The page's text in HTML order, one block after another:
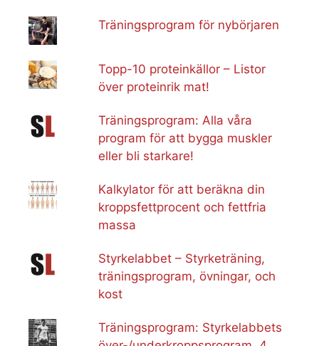
Träningsprogram för nybörjaren
Topp-10 proteinkällor – Listor
över proteinrik mat!
Träningsprogram: Alla våra
program för att bygga muskler
eller bli starkare!
Kalkylator för att beräkna din
kroppsfettprocent och fettfria
massa
Styrkelabbet – Styrketräning,
träningsprogram, övningar, och
kost
Träningsprogram: Styrkelabbets